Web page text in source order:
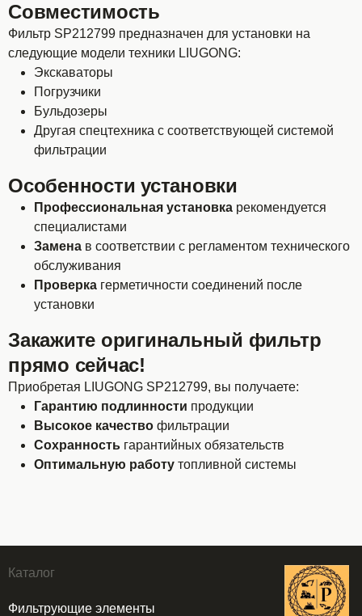
Совместимость
Фильтр SP212799 предназначен для установки на
следующие модели техники LIUGONG:
Экскаваторы
Погрузчики
Бульдозеры
Другая спецтехника с соответствующей системой
фильтрации
Особенности установки
Профессиональная установка рекомендуется
специалистами
Замена в соответствии с регламентом технического
обслуживания
Проверка герметичности соединений после
установки
Закажите оригинальный фильтр
прямо сейчас!
Приобретая LIUGONG SP212799, вы получаете:
Гарантию подлинности продукции
Высокое качество фильтрации
Сохранность гарантийных обязательств
Оптимальную работу топливной системы
Каталог
Фильтрующие элементы